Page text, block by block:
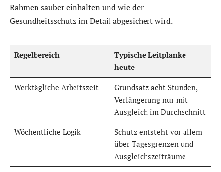
Rahmen sauber einhalten und wie der
Gesundheitsschutz im Detail abgesichert wird.
Regelbereich
Typische Leitplanke
heute
Werktägliche Arbeitszeit
Grundsatz acht Stunden,
Verlängerung nur mit
Ausgleich im Durchschnitt
Wöchentliche Logik
Schutz entsteht vor allem
über Tagesgrenzen und
Ausgleichszeiträume